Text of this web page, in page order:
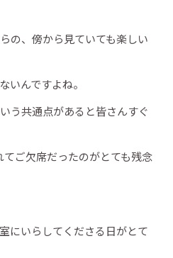
の、傍から見ていても楽しい
いんですよね。
う共通点があると皆さんすぐ
ご欠席だったのがとても残念
にいらしてくださる日がとて